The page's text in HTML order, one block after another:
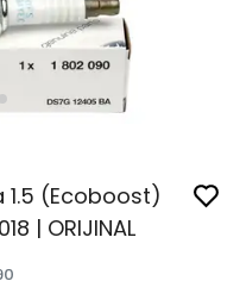
(Ecoboost)
| ORIJINAL